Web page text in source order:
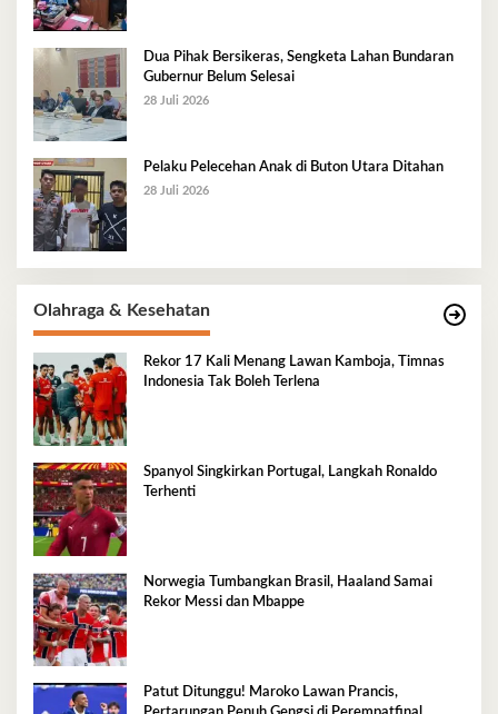
Dua Pihak Bersikeras, Sengketa Lahan Bundaran
Gubernur Belum Selesai
28 Juli 2026
Pelaku Pelecehan Anak di Buton Utara Ditahan
28 Juli 2026
Olahraga & Kesehatan
Rekor 17 Kali Menang Lawan Kamboja, Timnas
Indonesia Tak Boleh Terlena
Spanyol Singkirkan Portugal, Langkah Ronaldo
Terhenti
Norwegia Tumbangkan Brasil, Haaland Samai
Rekor Messi dan Mbappe
Patut Ditunggu! Maroko Lawan Prancis,